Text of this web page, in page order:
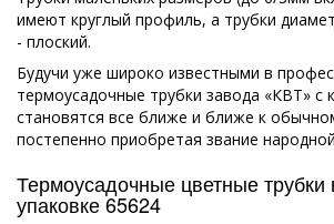
имеют круглый профиль, а трубки
- плоский.
Будучи уже широко известными в
термоусадочные трубки завода «КВТ» с
становятся все ближе и ближе к
постепенно приобретая звание
Термоусадочные цветные трубки
упаковке 65624